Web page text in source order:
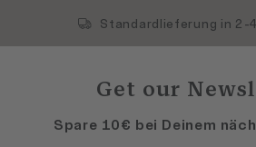
Standardlieferung in 2-
Get our
Spare 10€ bei Deinem